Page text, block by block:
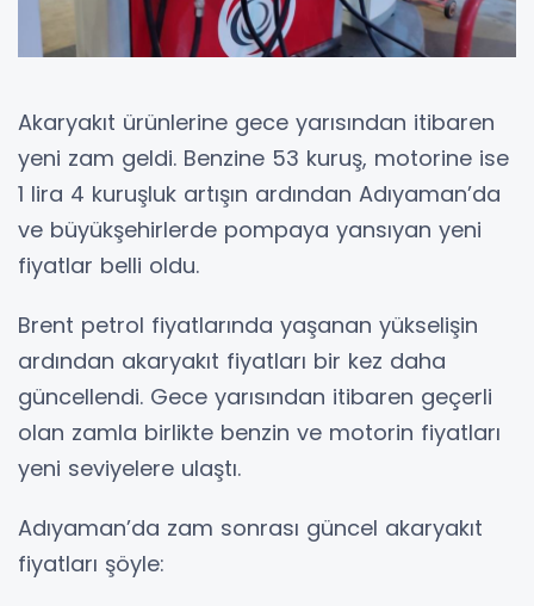
Akaryakıt ürünlerine gece yarısından itibaren
yeni zam geldi. Benzine 53 kuruş, motorine ise
1 lira 4 kuruşluk artışın ardından Adıyaman’da
ve büyükşehirlerde pompaya yansıyan yeni
fiyatlar belli oldu.
Brent petrol fiyatlarında yaşanan yükselişin
ardından akaryakıt fiyatları bir kez daha
güncellendi. Gece yarısından itibaren geçerli
olan zamla birlikte benzin ve motorin fiyatları
yeni seviyelere ulaştı.
Adıyaman’da zam sonrası güncel akaryakıt
fiyatları şöyle: